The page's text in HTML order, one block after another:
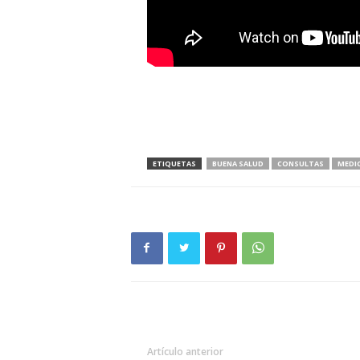
ETIQUETAS BUENA SALUD CONSULTAS
Artículo anterior